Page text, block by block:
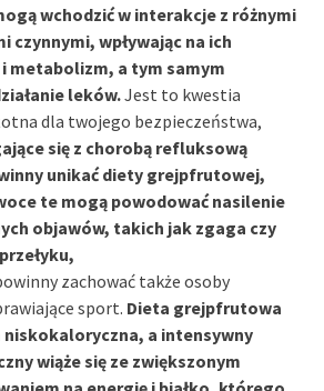
wchodzić w interakcje z różnymi
czynnymi, wpływając na ich
i metabolizm, a tym samym
leków.Jest to kwestia
dla twojego bezpieczeństwa,
się z chorobą refluksową
unikać diety grejpfrutowej,
te mogą powodować nasilenie
objawów, takich jak zgaga czy
zachować także osoby
sport. Dieta grejpfrutowa
a intensywny
wiąże się ze zwiększonym